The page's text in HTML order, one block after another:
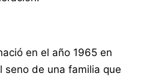
en el año 1965 en
seno de una familia que